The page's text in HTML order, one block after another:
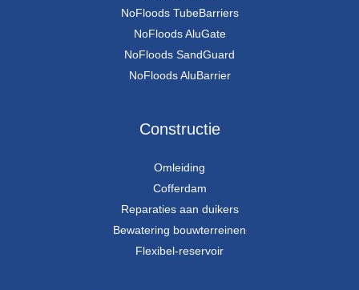
NoFloods TubeBarriers
NoFloods AluGate
NoFloods SandGuard
NoFloods AluBarrier
Constructie
Omleiding
Cofferdam
Reparaties aan duikers
Bewatering bouwterreinen
Flexibel-reservoir